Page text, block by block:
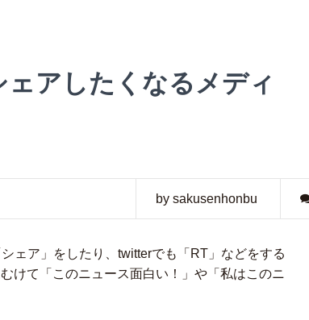
アしたくなるメディ
by sakusenhonbu
ェア」をしたり、twitterでも「RT」などをする
けて「このニュース面白い！」や「私はこのニ